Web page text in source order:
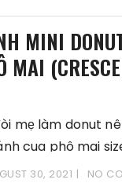
MINI
MAI
mẹ làm donut
cua phô mai
30, 2021 NO